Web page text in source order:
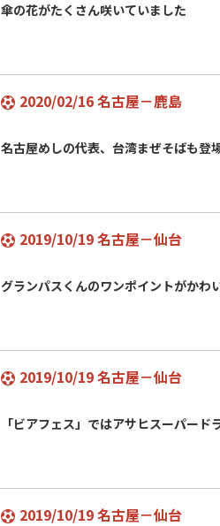
傘の花がたくさん咲いていました
2020/02/16 名古屋－鹿島
名古屋めしの代表、台湾まぜそばも登
2019/10/19 名古屋－仙台
グランパスくんのワンポイントがか
2019/10/19 名古屋－仙台
「ビアフェス」ではアサヒスーパー
2019/10/19 名古屋－仙台